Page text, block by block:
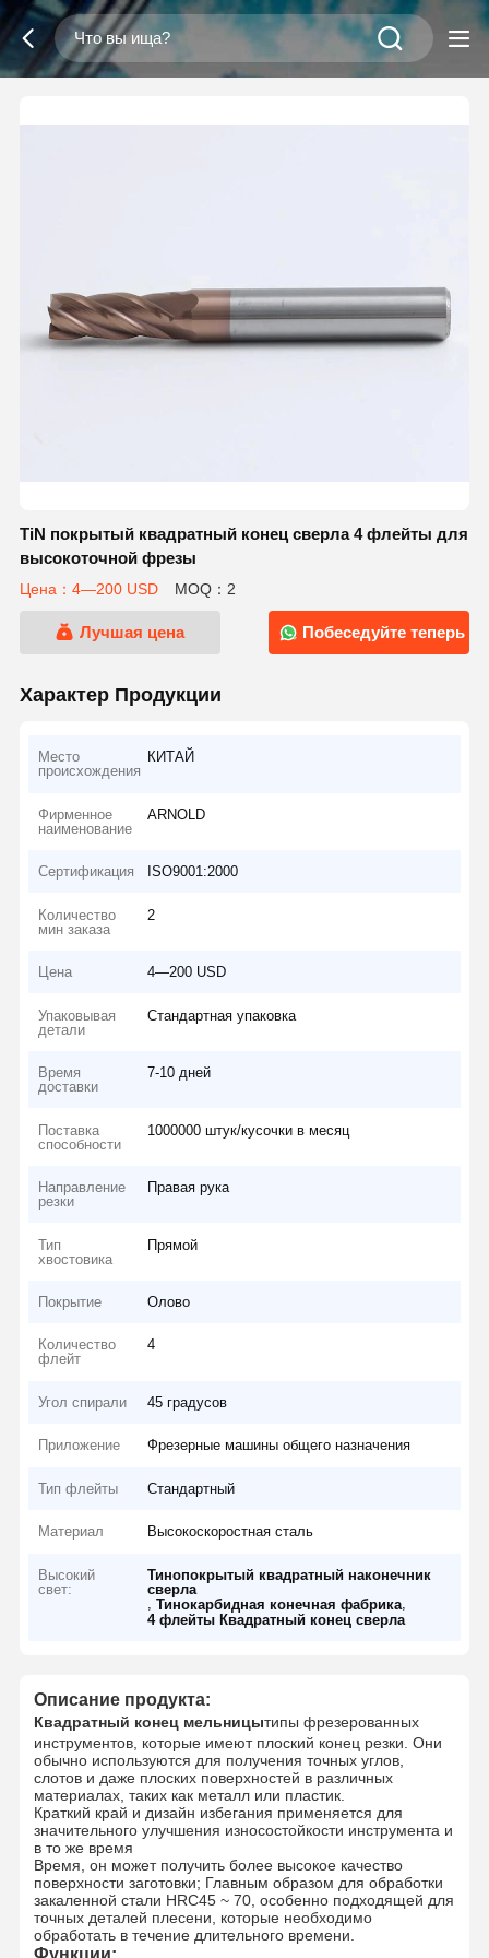
TiN покрытый квадратный конец сверла 4 флейты для
высокоточной фрезы
Цена：4—200 USD MOQ：2
Лучшая цена Побеседуйте теперь
Характер Продукции
Место
происхождения
КИТАЙ
Фирменное
наименование
ARNOLD
Сертификация ISO9001:2000
Количество
мин заказа
2
Цена 4—200 USD
Упаковывая
детали
Стандартная упаковка
Время
доставки
7-10 дней
Поставка
способности
1000000 штук/кусочки в месяц
Направление
резки
Правая рука
Тип
хвостовика
Прямой
Покрытие Олово
Количество
флейт
4
Угол спирали 45 градусов
Приложение Фрезерные машины общего назначения
Тип флейты Стандартный
Материал Высокоскоростная сталь
Высокий
свет:
Тинопокрытый квадратный наконечник
сверла
,Тинокарбидная конечная фабрика
4 флейты Квадратный конец сверла
Описание продукта:
Квадратный конец мельницытипы фрезерованных
инструментов, которые имеют плоский конец резки. Они
обычно используются для получения точных углов,
слотов и даже плоских поверхностей в различных
материалах, таких как металл или пластик.
Краткий край и дизайн избегания применяется для
значительного улучшения износостойкости инструмента и
в то же время
Время, он может получить более высокое качество
поверхности заготовки; Главным образом для обработки
закаленной стали HRC45 ~ 70, особенно подходящей для
точных деталей плесени, которые необходимо
обработать в течение длительного времени.
Функции: